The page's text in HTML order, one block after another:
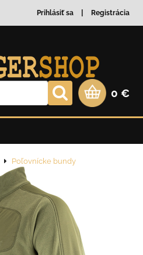
Prihlásiť sa Registrácia
0 €
Poľovnícke bundy